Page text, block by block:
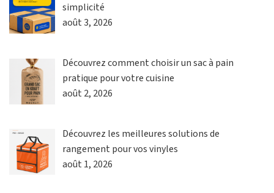
simplicité
août 3, 2026
Découvrez comment choisir un sac à pain
pratique pour votre cuisine
août 2, 2026
Découvrez les meilleures solutions de
rangement pour vos vinyles
août 1, 2026